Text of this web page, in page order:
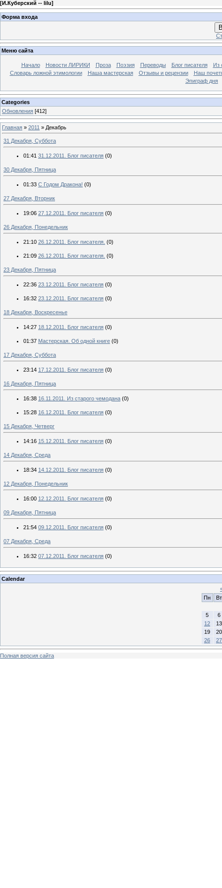
[И.Куберский -- lilu]
Форма входа
Меню сайта
Начало Новости ЛИРИКИ Проза Поэзия Переводы Блог писателя
Из
Словарь ложной этимологии
Наша мастерская Отзывы и рецензии
Наш
Эпиграф дня
Categories
Обновления [412]
Главная » 2011 » Декабрь
31 Декабря, Суббота
01:41 31.12.2011. Блог писателя (0)
30 Декабря, Пятница
01:33 С Годом Дракона! (0)
27 Декабря, Вторник
19:06 27.12.2011. Блог писателя (0)
26 Декабря, Понедельник
21:10 26.12.2011. Блог писателя. (0)
21:09 26.12.2011. Блог писателя. (0)
23 Декабря, Пятница
22:36 23.12.2011. Блог писателя (0)
16:32 23.12.2011. Блог писателя (0)
18 Декабря, Воскресенье
14:27 18.12.2011. Блог писателя (0)
01:37 Мастерская. Об одной книге (0)
17 Декабря, Суббота
23:14 17.12.2011. Блог писателя (0)
16 Декабря, Пятница
16:38 16.11.2011. Из старого чемодана (0)
15:28 16.12.2011. Блог писателя (0)
15 Декабря, Четверг
14:16 15.12.2011. Блог писателя (0)
14 Декабря, Среда
18:34 14.12.2011. Блог писателя (0)
12 Декабря, Понедельник
16:00 12.12.2011. Блог писателя (0)
09 Декабря, Пятница
21:54 09.12.2011. Блог писателя (0)
07 Декабря, Среда
16:32 07.12.2011. Блог писателя (0)
Calendar
Пн
Вт
5
6
12
13
19
20
26
27
Полная версия сайта